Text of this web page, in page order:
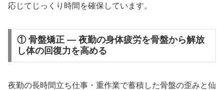
応じてじっくり時間を確保しています。
① 骨盤矯正 — 夜勤の身体疲労を骨盤から解放
し体の回復力を高める
夜勤の長時間立ち仕事・重作業で蓄積した骨盤の歪みと仙